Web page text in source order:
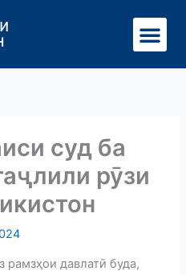
суд ба
рӯзи
рамзҳои давлатӣ буда,